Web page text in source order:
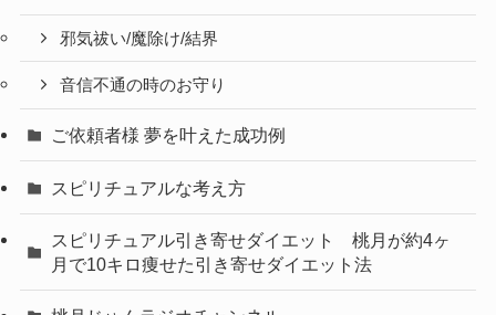
邪気祓い/魔除け/結界
音信不通の時のお守り
ご依頼者様 夢を叶えた成功例
スピリチュアルな考え方
スピリチュアル引き寄せダイエット 桃月が約4ヶ
月で10キロ痩せた引き寄せダイエット法